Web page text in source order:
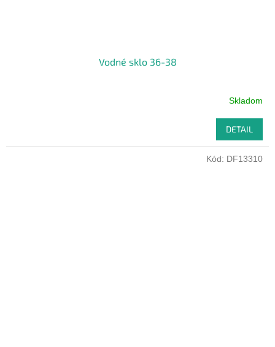
Vodné sklo 36-38
Skladom
DETAIL
Kód: DF13310